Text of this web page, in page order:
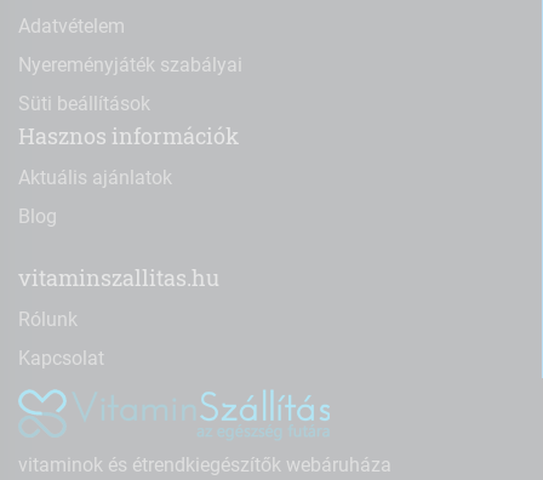
Adatvételem
Nyereményjáték szabályai
Süti beállítások
Hasznos információk
Aktuális ajánlatok
Blog
vitaminszallitas.hu
Rólunk
Kapcsolat
vitaminok és étrendkiegészítők webáruháza